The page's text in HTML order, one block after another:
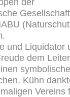
der
und Liquidator
dem
Kühn
Vereins